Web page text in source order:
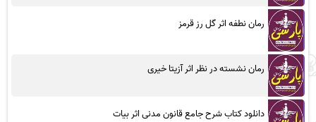
رمان نطفه اثر گل رز قرمز
رمان نشسته در نظر اثر آزیتا خیری
دانلود کتاب شرح جامع قانون مدنی اثر بیات